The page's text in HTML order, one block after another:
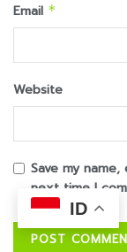
Email *
Website
Save my
next time I
ID